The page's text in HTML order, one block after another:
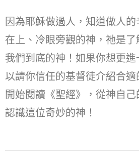
因為耶穌做過人，知道做人
在上、冷眼旁觀的神，祂是
我們到底的神！如果你想更
以請你信任的基督徒介紹合
開始閱讀《聖經》，從神自
認識這位奇妙的神！